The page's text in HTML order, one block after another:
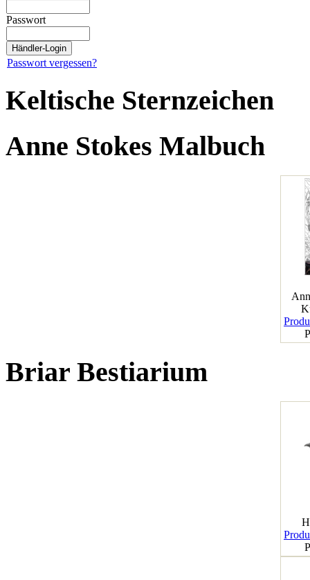
Passwort
Passwort vergessen?
Keltische Sternzeichen
Anne Stokes Malbuch
Briar Bestiarium